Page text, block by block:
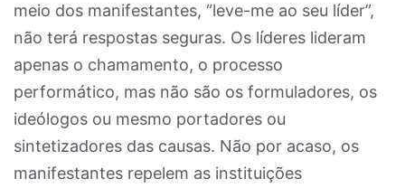
meio dos manifestantes, “leve-me ao seu líder”,
não terá respostas seguras. Os líderes lideram
apenas o chamamento, o processo
performático, mas não são os formuladores, os
ideólogos ou mesmo portadores ou
sintetizadores das causas. Não por acaso, os
manifestantes repelem as instituições